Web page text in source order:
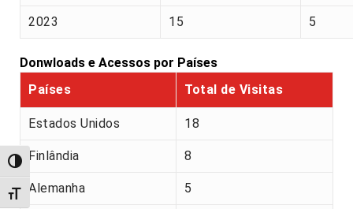
Alternar alto contraste
Alternar tamanho da fonte
2023 15 5
Donwloads e Acessos por Países
Países
Total de Visitas
Estados Unidos 18
Finlândia 8
Alemanha 5